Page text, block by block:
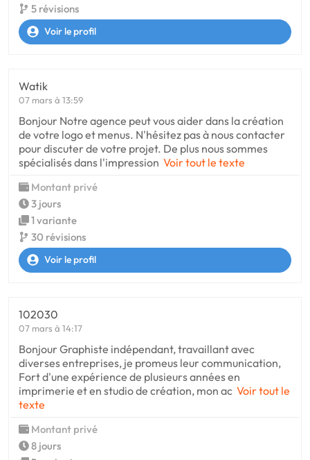
5 révisions
Voir le profil
Watik
07 mars à 13:59
Bonjour Notre agence peut vous aider dans la création
de votre logo et menus. N'hésitez pas à nous contacter
pour discuter de votre projet. De plus nous sommes
spécialisés dans l'impression Voir tout le texte
Montant privé
3 jours
1 variante
30 révisions
Voir le profil
102030
07 mars à 14:17
Bonjour Graphiste indépendant, travaillant avec
diverses entreprises, je promeus leur communication,
Fort d'une expérience de plusieurs années en
imprimerie et en studio de création, mon ac Voir tout le
texte
Montant privé
8 jours